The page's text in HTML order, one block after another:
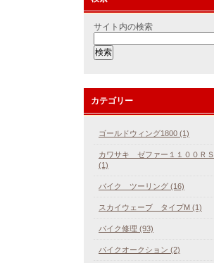
サイト内の検索
カテゴリー
ゴールドウィング1800 (1)
カワサキ ゼファー１１００ＲＳ
(1)
バイク ツーリング (16)
スカイウェーブ タイプM (1)
バイク修理 (93)
バイクオークション (2)